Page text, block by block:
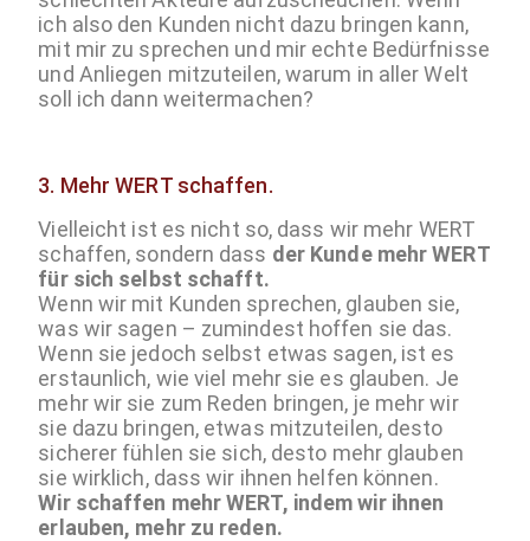
ich also den Kunden nicht dazu bringen kann,
mit mir zu sprechen und mir echte Bedürfnisse
und Anliegen mitzuteilen, warum in aller Welt
soll ich dann weitermachen?
3. Mehr WERT schaffen.
Vielleicht ist es nicht so, dass wir mehr WERT
schaffen, sondern dass der Kunde mehr WERT
für sich selbst schafft.
Wenn wir mit Kunden sprechen, glauben sie,
was wir sagen – zumindest hoffen sie das.
Wenn sie jedoch selbst etwas sagen, ist es
erstaunlich, wie viel mehr sie es glauben. Je
mehr wir sie zum Reden bringen, je mehr wir
sie dazu bringen, etwas mitzuteilen, desto
sicherer fühlen sie sich, desto mehr glauben
sie wirklich, dass wir ihnen helfen können.
Wir schaffen mehr WERT, indem wir ihnen
erlauben, mehr zu reden.